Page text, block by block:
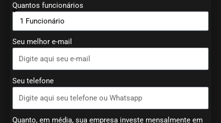
Quantos funcionários
Seu melhor e-mail
Seu telefone
Quanto, em média, sua empresa investe mensalmente em